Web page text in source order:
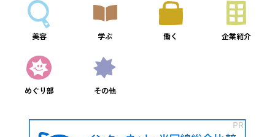
美容 学ぶ 働く 企業紹介
めぐり部 その他